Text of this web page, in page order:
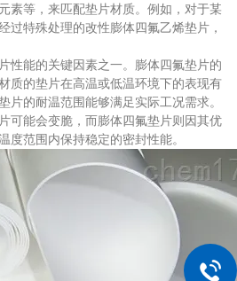
素等，来匹配垫片材质。例如，对于某
过特殊处理的改性膨体四氟乙烯垫片，
能的关键因素之一。膨体四氟垫片的
质的垫片在高温或低温环境下的表现有
片的耐温范围能够满足实际工况需求。
可能会变脆，而膨体四氟垫片则因其优
度范围内保持稳定的密封性能。